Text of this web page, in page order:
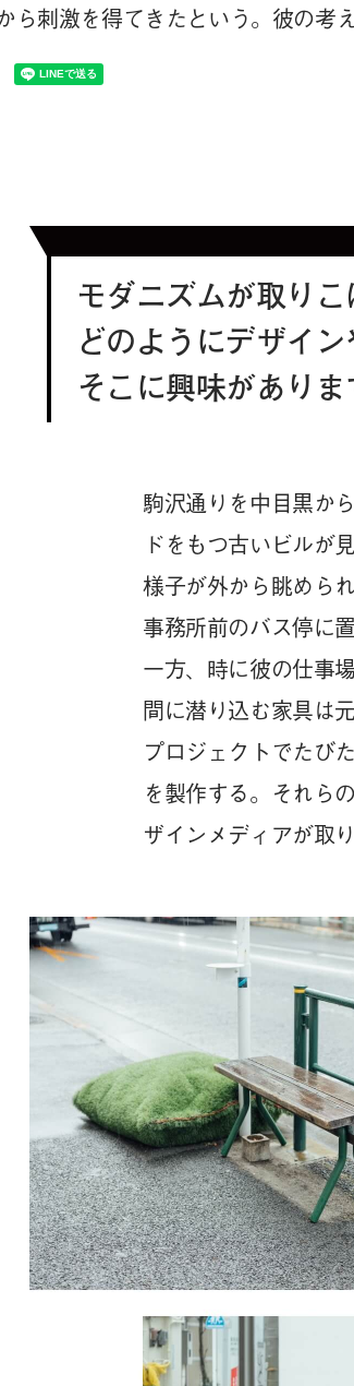
ら刺激を得てきたという。彼の考
モダニズムが取り
どのようにデザイ
そこに興味がありま
駒沢通りを中目黒か
ドをもつ古いビルが
様子が外から眺めら
事務所前のバス停に
一方、時に彼の仕事
間に潜り込む家具は
プロジェクトでたび
を製作する。それら
ザインメディアが取